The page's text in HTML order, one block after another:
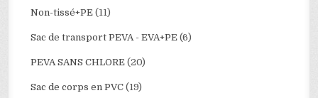
Non-tissé+PE (11)
Sac de transport PEVA - EVA+PE (6)
PEVA SANS CHLORE (20)
Sac de corps en PVC (19)